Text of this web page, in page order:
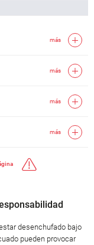
más
más
más
más
desenchufado bajo
pueden provocar